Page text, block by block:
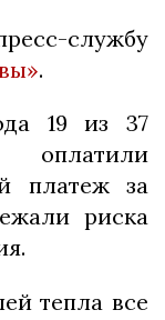
службу
.
19 из 37
оплатили
платеж за
риска
тепла все